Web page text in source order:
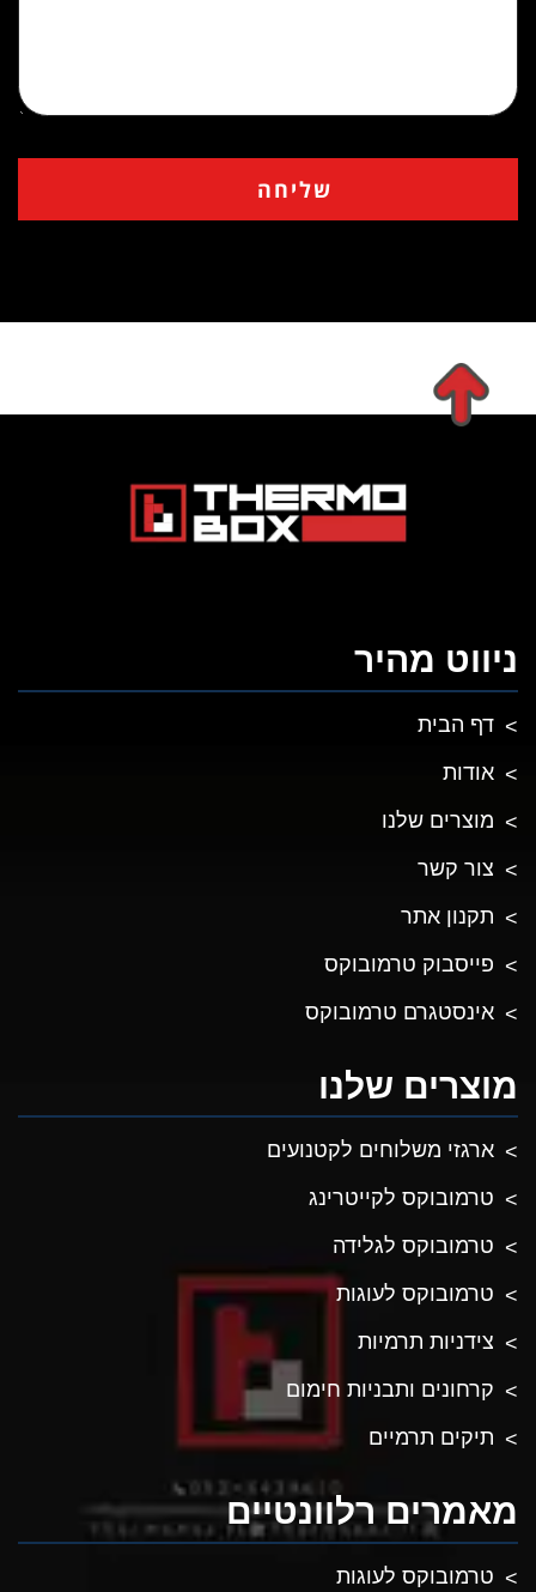
ניווט מהיר
דף הבית
אודות
מוצרים שלנו
צור קשר
תקנון אתר
פייסבוק טרמובוקס
אינסטגרם טרמובוקס
מוצרים שלנו
ארגזי משלוחים לקטנועים
טרמובוקס לקייטרינג
טרמובוקס לגלידה
טרמובוקס לעוגות
צידניות תרמיות
קרחונים ותבניות חימום
תיקים תרמיים
מאמרים רלוונטיים
טרמובוקס לעוגות